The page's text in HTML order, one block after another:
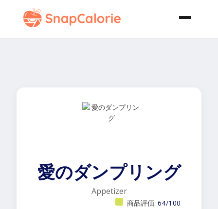
愛のダンプリング
Appetizer
商品評価: 64/100